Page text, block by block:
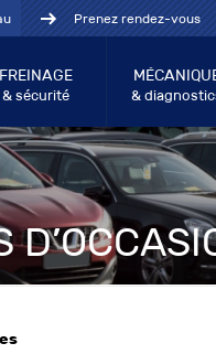
Prenez rendez-vous
FREINAGE
& sécurité &